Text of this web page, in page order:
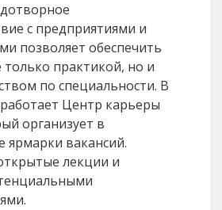
с предприятиями и
позволяет обеспечить
только практикой, но и
по специальности. В
Центр карьеры
организует в
ярмарки вакансий.
лекции и